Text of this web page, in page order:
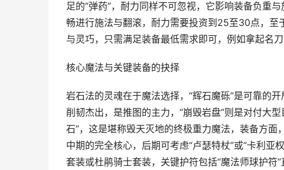
足的“弹药”，耐力同样不可忽视，它影响装备负重
畅进行施法与翻滚，耐力需要投资到25至30点，
与灵巧，只需满足装备最低需求即可，例如拿起名刀
核心魔法与关键装备的抉择
岩石法的灵魂在于魔法选择，“辉石魔砾”是可靠的
削韧杰出，是推图的主力，“崩毁岩盘”则是对付大
石”，这是堪称毁天灭地的终极重力魔法，装备方面
中期的完全核心，后期可考虑“卢瑟特杖”或“卡利
套装或杜鹃骑士套装，关键护符包括“魔法师球护符